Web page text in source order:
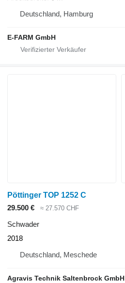
Deutschland, Hamburg
E-FARM GmbH
Pöttinger TOP 1252 C
29.500 €
≈ 27.570 CHF
Schwader
2018
Deutschland, Meschede
Agravis Technik Saltenbrock GmbH